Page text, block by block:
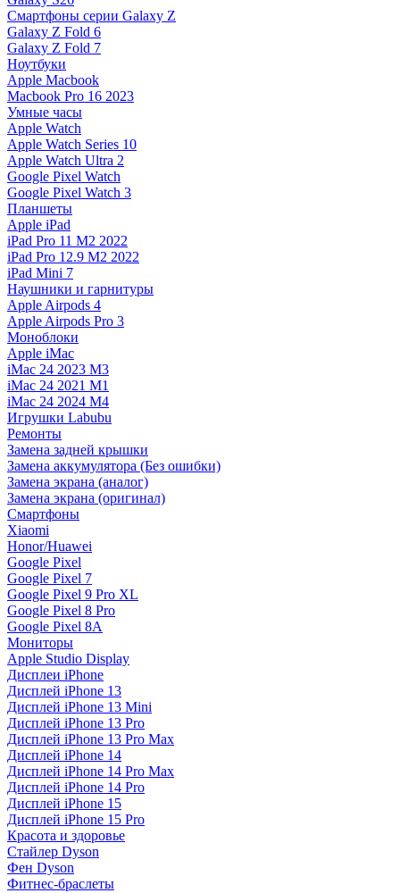
Смартфоны серии Galaxy Z
Galaxy Z Fold 6
Galaxy Z Fold 7
Ноутбуки
Apple Macbook
Macbook Pro 16 2023
Умные часы
Apple Watch
Apple Watch Series 10
Apple Watch Ultra 2
Google Pixel Watch
Google Pixel Watch 3
Планшеты
Apple iPad
iPad Pro 11 M2 2022
iPad Pro 12.9 M2 2022
iPad Mini 7
Наушники и гарнитуры
Apple Airpods 4
Apple Airpods Pro 3
Моноблоки
Apple iMac
iMac 24 2023 M3
iMac 24 2021 M1
iMac 24 2024 M4
Игрушки Labubu
Ремонты
Замена задней крышки
Замена аккумулятора (Без ошибки)
Замена экрана (аналог)
Замена экрана (оригинал)
Смартфоны
Xiaomi
Honor/Huawei
Google Pixel
Google Pixel 7
Google Pixel 9 Pro XL
Google Pixel 8 Pro
Google Pixel 8A
Мониторы
Apple Studio Display
Дисплеи iPhone
Дисплей iPhone 13
Дисплей iPhone 13 Mini
Дисплей iPhone 13 Pro
Дисплей iPhone 13 Pro Max
Дисплей iPhone 14
Дисплей iPhone 14 Pro Max
Дисплей iPhone 14 Pro
Дисплей iPhone 15
Дисплей iPhone 15 Pro
Красота и здоровье
Стайлер Dyson
Фен Dyson
Фитнес-браслеты